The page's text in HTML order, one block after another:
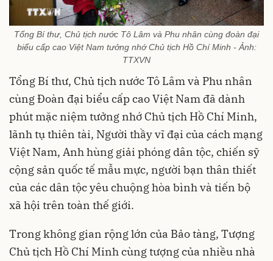
Tổng Bí thư, Chủ tịch nước Tô Lâm và Phu nhân cùng đoàn đại
biểu cấp cao Việt Nam tưởng nhớ Chủ tịch Hồ Chí Minh - Ảnh:
TTXVN
Tổng Bí thư, Chủ tịch nước Tô Lâm và Phu nhân
cùng Đoàn đại biểu cấp cao Việt Nam đã dành
phút mặc niệm tưởng nhớ Chủ tịch Hồ Chí Minh,
lãnh tụ thiên tài, Người thầy vĩ đại của cách mạng
Việt Nam, Anh hùng giải phóng dân tộc, chiến sỹ
cộng sản quốc tế mẫu mực, người bạn thân thiết
của các dân tộc yêu chuộng hòa bình và tiến bộ
xã hội trên toàn thế giới.
Trong không gian rộng lớn của Bảo tàng, Tượng
Chủ tịch Hồ Chí Minh cùng tượng của nhiều nhà